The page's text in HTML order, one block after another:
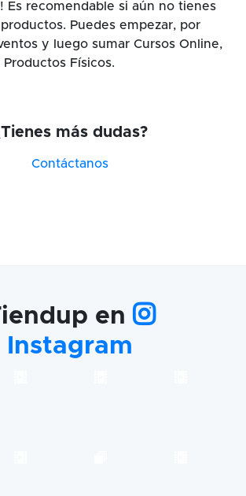
Es recomendable si aún no tienes
Puedes empezar, por
y luego sumar Cursos Online,
Productos Físicos.
más dudas?
Contáctanos
en
Instagram